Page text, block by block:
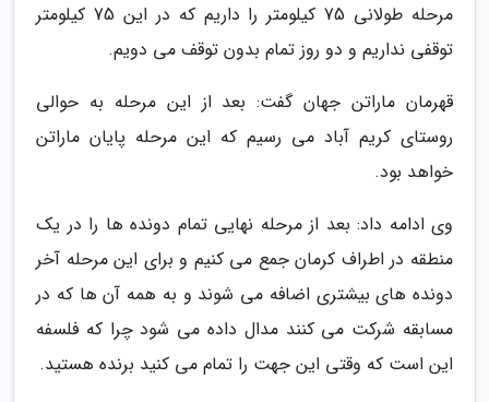
مرحله طولانی 75 کیلومتر را داریم که در این 75 کیلومتر
توقفی نداریم و دو روز تمام بدون توقف می دویم.
قهرمان ماراتن جهان گفت: بعد از این مرحله به حوالی
روستای کریم آباد می رسیم که این مرحله پایان ماراتن
خواهد بود.
وی ادامه داد: بعد از مرحله نهایی تمام دونده ها را در یک
منطقه در اطراف کرمان جمع می کنیم و برای این مرحله آخر
دونده های بیشتری اضافه می شوند و به همه آن ها که در
مسابقه شرکت می کنند مدال داده می شود چرا که فلسفه
این است که وقتی این جهت را تمام می کنید برنده هستید.